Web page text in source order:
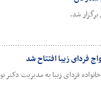
شد.
فردای زیبا افتتاح شد
فردای زیبا به مدیریت